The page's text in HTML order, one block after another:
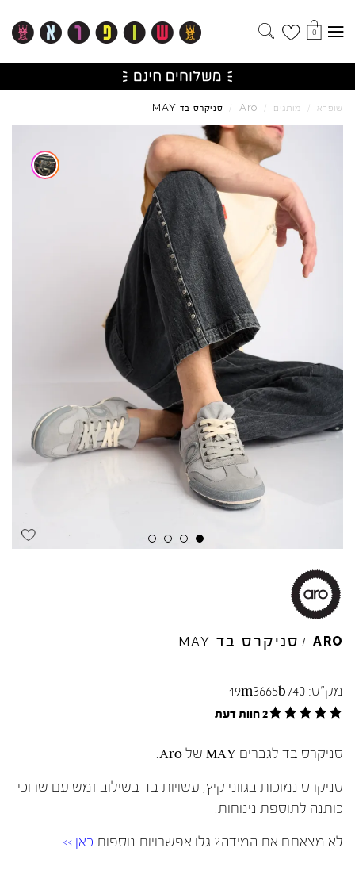
0
שופרא / מותגים /
Aro
/ סניקרס בד MAY
Skip to product reviews
ARO
/ סניקרס בד MAY
מק"ט: 19m3665b740
2 חוות דעת
סניקרס בד לגברים MAY של Aro.
סניקרס נמוכות בגווני קיץ, עשויות בד בשילוב זמש עם שרוכי
כותנה לתוספת נינוחות.
לא מצאתם את המידה? גלו אפשרויות נוספות כאן >>